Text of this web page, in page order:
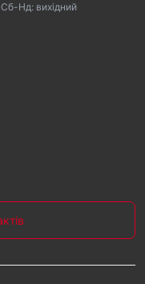
Cб-Hд: виxідний